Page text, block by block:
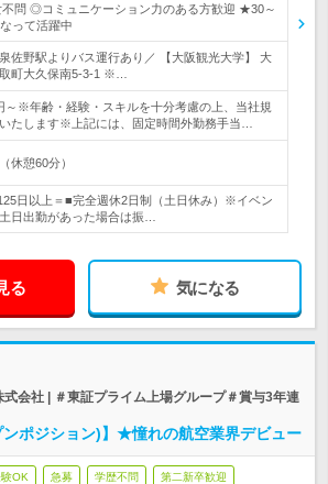
問 ◎コミュニケーション力のある方歓迎 ★30～
って活躍中
佐野駅よりバス運行あり／ 【大阪観光大学】 大
町大久保南5-3-1 ※…
～※年齢・経験・スキルを十分考慮の上、当社規
たします※上記には、固定時間外勤務手当…
休憩60分）
日以上＝■完全週休2日制（土日休み）※イベン
日出勤があった場合は振…
る 気になる
会社 | ＃東証プライム上場グループ＃賞与3年連
ンポジション)】★憧れの航空業界デビュー
OK 急募 学歴不問 第二新卒歓迎